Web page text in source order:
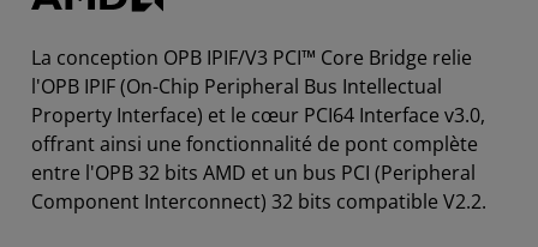
La conception OPB IPIF/V3 PCI™ Core Bridge relie
l'OPB IPIF (On-Chip Peripheral Bus Intellectual
Property Interface) et le cœur PCI64 Interface v3.0,
offrant ainsi une fonctionnalité de pont complète
entre l'OPB 32 bits AMD et un bus PCI (Peripheral
Component Interconnect) 32 bits compatible V2.2.